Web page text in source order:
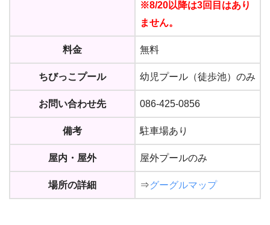
※8/20以降は3回目はあり
ません。
料金 無料
ちびっこプール 幼児プール（徒歩池）のみ
お問い合わせ先 086-425-0856
備考 駐車場あり
屋内・屋外 屋外プールのみ
場所の詳細 ⇒グーグルマップ